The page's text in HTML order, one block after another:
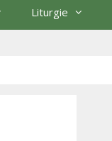
Liturgie